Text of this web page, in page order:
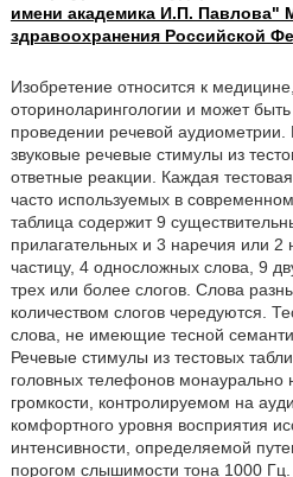
имени академика И.П. Павлова"
здравоохранения Российской
Изобретение относится к
оториноларингологии и может
проведении речевой
звуковые речевые стимулы из
ответные реакции. Каждая
часто используемых в
таблица содержит 9
прилагательных и 3 наречия или
частицу, 4 односложных слова, 9
трех или более слогов. Слова
количеством слогов чередуются.
слова, не имеющие тесной
Речевые стимулы из тестовых
головных телефонов
громкости, контролируемом на
комфортного уровня восприятия
интенсивности, определяемой
порогом слышимости тона 1000